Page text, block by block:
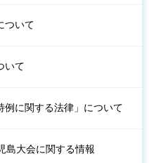
ついて
いて
例に関する法律」について
島大会に関する情報